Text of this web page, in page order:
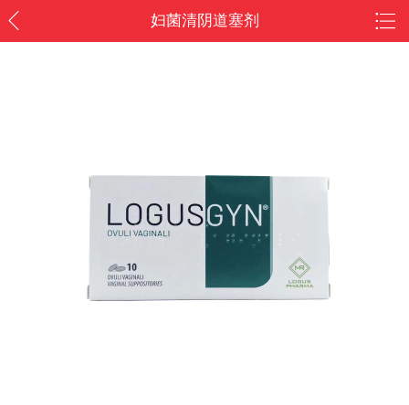
妇菌清阴道塞剂